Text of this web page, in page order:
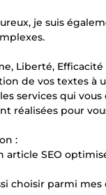
je suis
Liberté, Efficacité
de vos textes à
services qui
réalisées pour
:
article SEO
choisir parmi